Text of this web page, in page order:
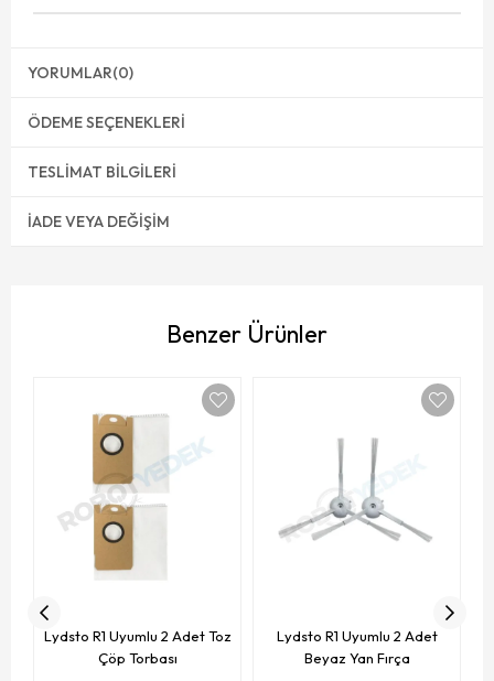
YORUMLAR(0)
ÖDEME SEÇENEKLERI
TESLIMAT BILGILERI
İADE VEYA DEĞIŞIM
Benzer Ürünler
Lydsto R1 Uyumlu 2 Adet Toz
Çöp Torbası
Lydsto R1 Uyumlu 2 Adet
Beyaz Yan Fırça